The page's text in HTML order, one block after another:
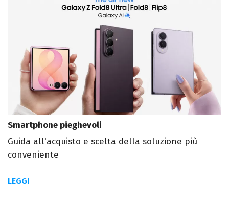
Smartphone pieghevoli
Guida all'acquisto e scelta della soluzione più
conveniente
LEGGI